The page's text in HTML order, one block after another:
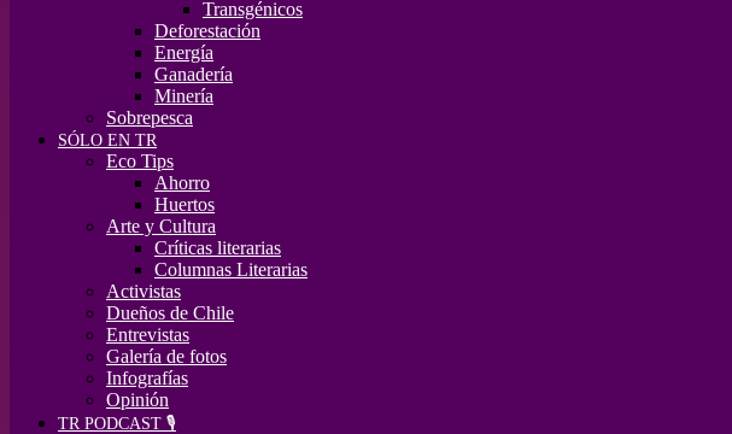
Transgénicos
Deforestación
Energía
Ganadería
Minería
Sobrepesca
SÓLO EN TR
Eco Tips
Ahorro
Huertos
Arte y Cultura
Críticas literarias
Columnas Literarias
Activistas
Dueños de Chile
Entrevistas
Galería de fotos
Infografías
Opinión
TR PODCAST 🎙️